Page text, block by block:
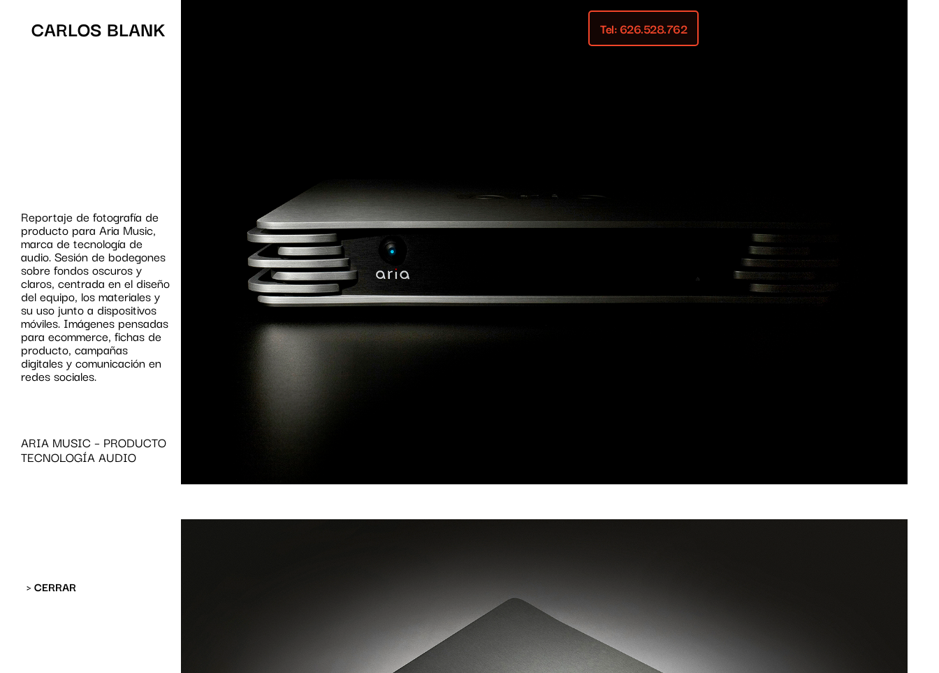
CARLOS BLANK Tel: 626.528.762
Reportaje de fotografía de
producto para Aria Music,
marca de tecnología de
audio. Sesión de bodegones
sobre fondos oscuros y
claros, centrada en el diseño
del equipo, los materiales y
su uso junto a dispositivos
móviles. Imágenes pensadas
para ecommerce, fichas de
producto, campañas
digitales y comunicación en
redes sociales.
ARIA MUSIC – PRODUCTO
TECNOLOGÍA AUDIO